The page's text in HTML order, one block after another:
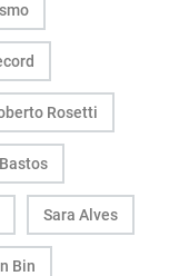
Rosetti
Sara Alves
Bin